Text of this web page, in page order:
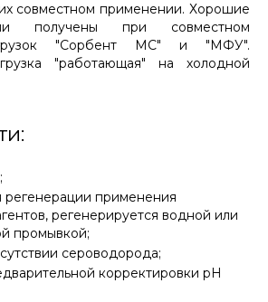
совместном применении. Хорошие
получены при совместном
"Сорбент МС" и "МФУ".
"работающая" на холодной
регенерации применения
регенерируется водной или
промывкой;
сероводорода;
корректировки рН